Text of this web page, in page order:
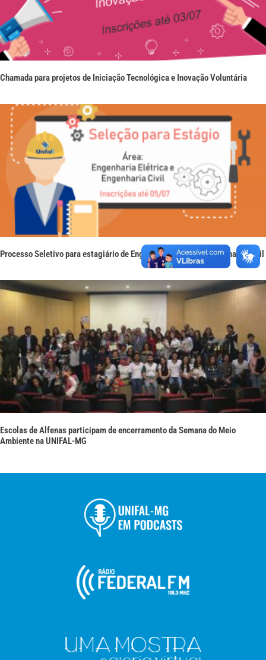
Chamada para projetos de Iniciação Tecnológica e Inovação Voluntária
Processo Seletivo para estagiário de Engenharia Elétrica e Engenharia Civil
Escolas de Alfenas participam de encerramento da Semana do Meio
Ambiente na UNIFAL-MG